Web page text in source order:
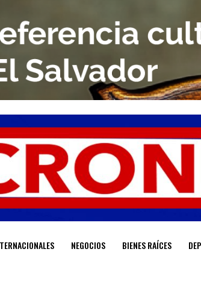
NEGOCIOS BIENES RAÍCES